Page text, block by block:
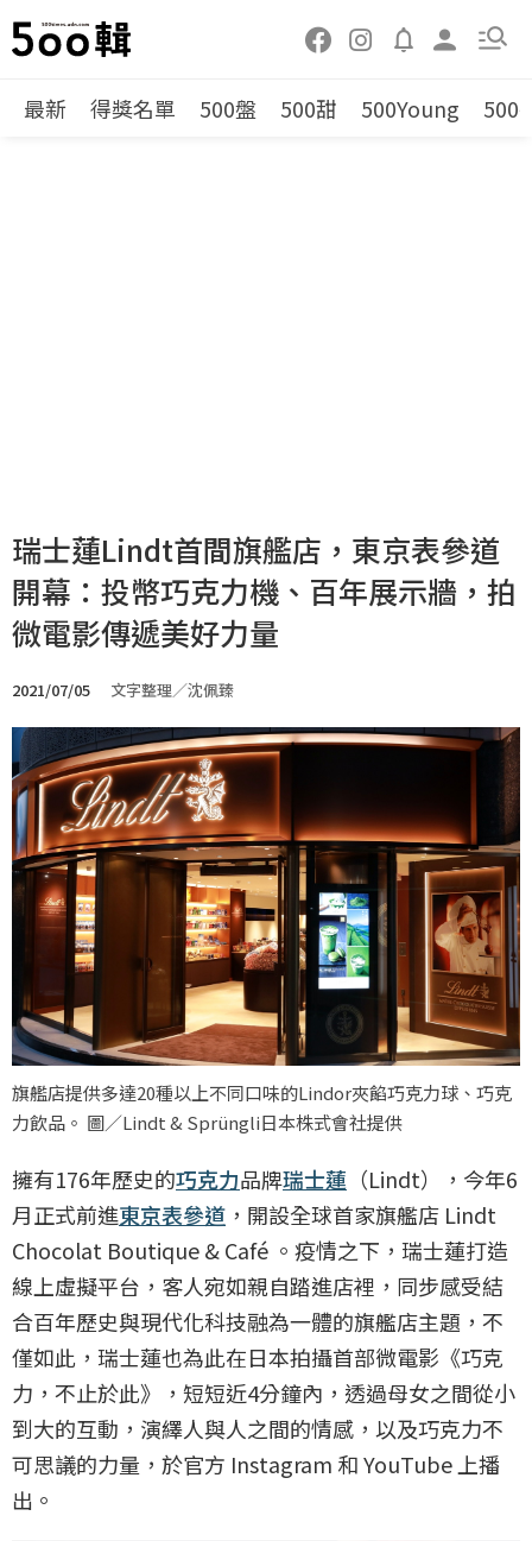
最新 得獎名單 500盤 500甜 500Young 500
瑞士蓮Lindt首間旗艦店，東京表參道
開幕：投幣巧克力機、百年展示牆，拍
微電影傳遞美好力量
2021/07/05 文字整理／沈佩臻
旗艦店提供多達20種以上不同口味的Lindor夾餡巧克力球、巧克
力飲品。 圖／Lindt & Sprüngli日本株式會社提供
擁有176年歷史的巧克力品牌瑞士蓮 （Lindt），今年6
月正式前進東京表參道 ，開設全球首家旗艦店 Lindt
Chocolat Boutique & Café 。疫情之下，瑞士蓮打造
線上虛擬平台，客人宛如親自踏進店裡，同步感受結
合百年歷史與現代化科技融為一體的旗艦店主題，不
僅如此，瑞士蓮也為此在日本拍攝首部微電影《巧克
力，不止於此》，短短近4分鐘內，透過母女之間從小
到大的互動，演繹人與人之間的情感，以及巧克力不
可思議的力量，於官方 Instagram 和 YouTube 上播
出。